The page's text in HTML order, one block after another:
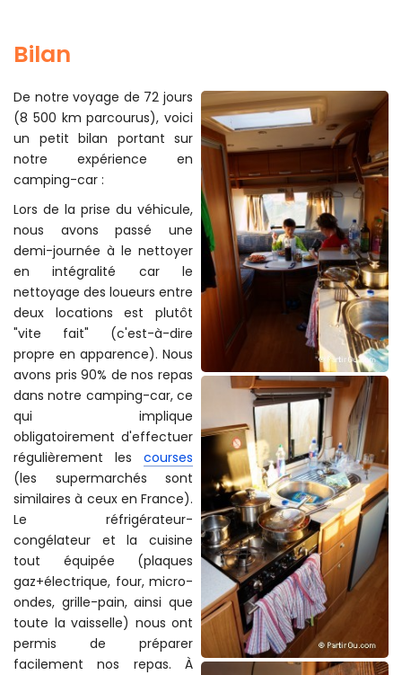
Bilan
De notre voyage de 72 jours
(8 500 km parcourus), voici
un petit bilan portant sur
notre expérience en
camping-car :
Lors de la prise du véhicule,
nous avons passé une
demi-journée à le nettoyer
en intégralité car le
nettoyage des loueurs entre
deux locations est plutôt
"vite fait" (c'est-à-dire
propre en apparence). Nous
avons pris 90% de nos repas
dans notre camping-car, ce
qui implique
obligatoirement d'effectuer
régulièrement les courses
(les supermarchés sont
similaires à ceux en France).
Le réfrigérateur-
congélateur et la cuisine
tout équipée (plaques
gaz+électrique, four, micro-
ondes, grille-pain, ainsi que
toute la vaisselle) nous ont
permis de préparer
facilement nos repas. À